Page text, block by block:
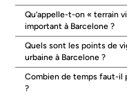
contrôle
Un terrain se compare
bien sûr, mais la qualité
approche consiste à
rigoureuse des
limites, et une
urbaniste, notaire, etc.).
Qu’appelle-t-on « terrain
important à Barcelone ?
Quels sont les points de
urbaine à Barcelone ?
Combien de temps faut-il
?